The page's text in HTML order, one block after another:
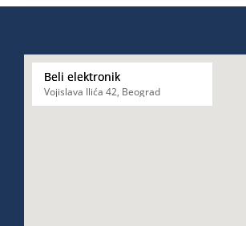
Beli elektronik
Vojislava Ilića 42, Beograd